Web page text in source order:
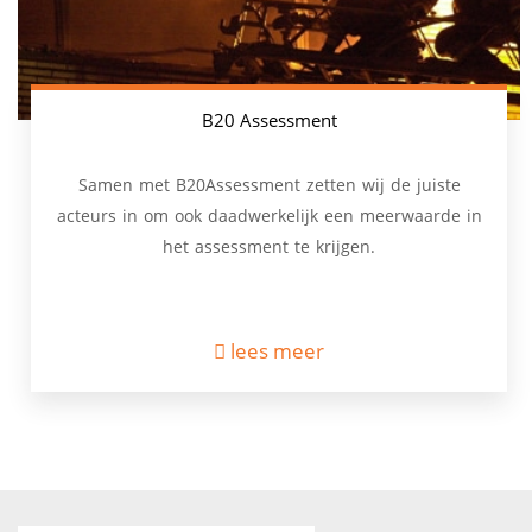
B20 Assessment
Samen met B20Assessment zetten wij de juiste
acteurs in om ook daadwerkelijk een meerwaarde in
het assessment te krijgen.
lees meer